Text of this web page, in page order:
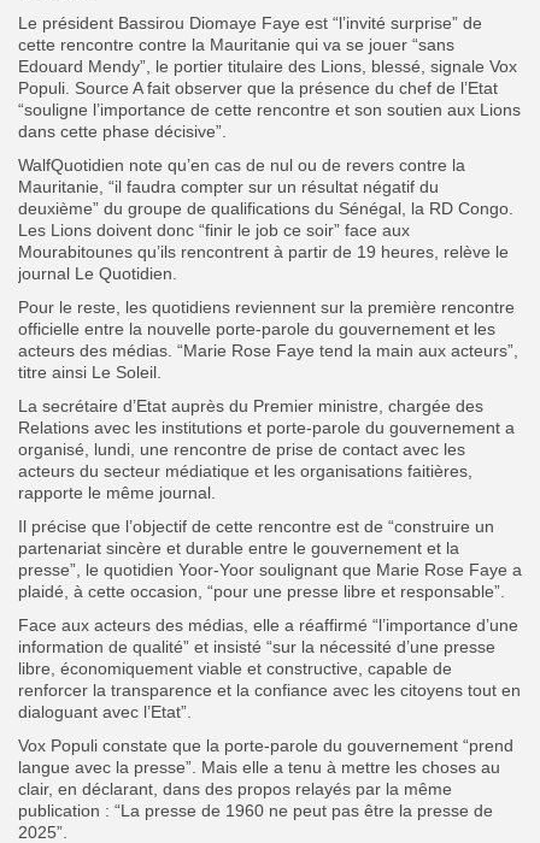
Le président Bassirou Diomaye Faye est “l’invité surprise” de
cette rencontre contre la Mauritanie qui va se jouer “sans
Edouard Mendy”, le portier titulaire des Lions, blessé, signale Vox
Populi. Source A fait observer que la présence du chef de l’Etat
“souligne l’importance de cette rencontre et son soutien aux Lions
dans cette phase décisive”.
WalfQuotidien note qu’en cas de nul ou de revers contre la
Mauritanie, “il faudra compter sur un résultat négatif du
deuxième” du groupe de qualifications du Sénégal, la RD Congo.
Les Lions doivent donc “finir le job ce soir” face aux
Mourabitounes qu’ils rencontrent à partir de 19 heures, relève le
journal Le Quotidien.
Pour le reste, les quotidiens reviennent sur la première rencontre
officielle entre la nouvelle porte-parole du gouvernement et les
acteurs des médias. “Marie Rose Faye tend la main aux acteurs”,
titre ainsi Le Soleil.
La secrétaire d’Etat auprès du Premier ministre, chargée des
Relations avec les institutions et porte-parole du gouvernement a
organisé, lundi, une rencontre de prise de contact avec les
acteurs du secteur médiatique et les organisations faitières,
rapporte le même journal.
Il précise que l’objectif de cette rencontre est de “construire un
partenariat sincère et durable entre le gouvernement et la
presse”, le quotidien Yoor-Yoor soulignant que Marie Rose Faye a
plaidé, à cette occasion, “pour une presse libre et responsable”.
Face aux acteurs des médias, elle a réaffirmé “l’importance d’une
information de qualité” et insisté “sur la nécessité d’une presse
libre, économiquement viable et constructive, capable de
renforcer la transparence et la confiance avec les citoyens tout en
dialoguant avec l’Etat”.
Vox Populi constate que la porte-parole du gouvernement “prend
langue avec la presse”. Mais elle a tenu à mettre les choses au
clair, en déclarant, dans des propos relayés par la même
publication : “La presse de 1960 ne peut pas être la presse de
2025”.